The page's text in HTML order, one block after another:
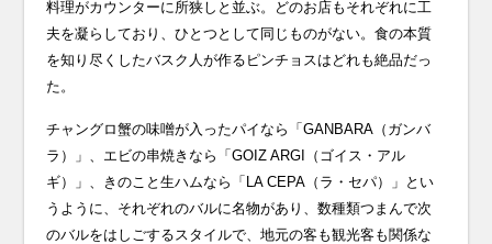
料理がカウンターに所狭しと並ぶ。どのお店もそれぞれに工
夫を凝らしており、ひとつとして同じものがない。食の本質
を知り尽くしたバスク人が作るピンチョスはどれも絶品だっ
た。
チャングロ蟹の味噌が入ったパイなら「GANBARA（ガンバ
ラ）」、エビの串焼きなら「GOIZ ARGI（ゴイス・アル
ギ）」、きのこと生ハムなら「LA CEPA（ラ・セパ）」とい
うように、それぞれのバルに名物があり、数種類つまんで次
のバルをはしごするスタイルで、地元の客も観光客も関係な